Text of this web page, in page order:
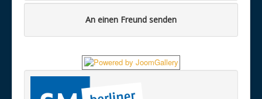
An einen Freund senden